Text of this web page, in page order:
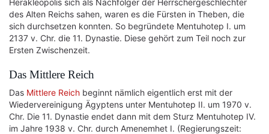
Herakleopolis sich als Nachfolger der Herrschergeschlechter
des Alten Reichs sahen, waren es die Fürsten in Theben, die
sich durchsetzen konnten. So begründete Mentuhotep I. um
2137 v. Chr. die 11. Dynastie. Diese gehört zum Teil noch zur
Ersten Zwischenzeit.
Das Mittlere Reich
Das Mittlere Reich beginnt nämlich eigentlich erst mit der
Wiedervereinigung Ägyptens unter Mentuhotep II. um 1970 v.
Chr. Die 11. Dynastie endet dann mit dem Sturz Mentuhotep IV.
im Jahre 1938 v. Chr. durch Amenemhet I. (Regierungszeit: